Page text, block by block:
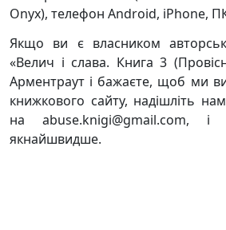
Onyx), телефон Android, iPhone,
Якщо ви є власником
«Велич і слава. Книга 3
Арментраут і бажаєте, щоб ми
книжкового сайту, надішліть
на abuse.knigi@gmail.com,
якнайшвидше.